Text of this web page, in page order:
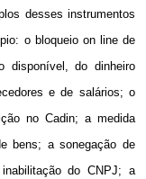
desses instrumentos
o bloqueio on line de
disponível, do dinheiro
e de salários; o
no Cadin; a medida
bens; a sonegação de
do CNPJ; a